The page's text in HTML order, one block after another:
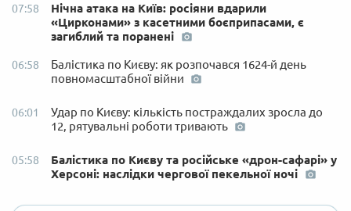
07:58
Нічна атака на Київ: росіяни вдарили
«Цирконами» з касетними боєприпасами, є
загиблий та поранені
06:58
Балістика по Києву: як розпочався 1624-й день
повномасштабної війни
06:01
Удар по Києву: кількість постраждалих зросла до
12, рятувальні роботи тривають
05:58
Балістика по Києву та російське «дрон-сафарі» у
Херсоні: наслідки чергової пекельної ночі